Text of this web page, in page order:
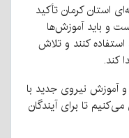
استان کرمان تأکید
و باید آموزش‌ها
استفاده کنند و تلاش
کند.
و آموزش نیروی جدید با
تا برای آیندگان